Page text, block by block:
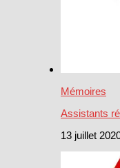
Mémoires
Assistants
13 juillet